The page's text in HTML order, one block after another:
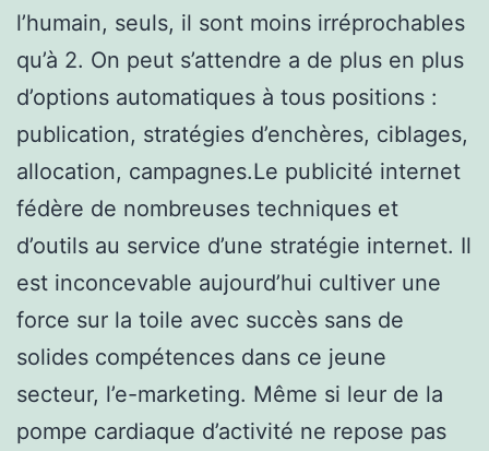
l’humain, seuls, il sont moins irréprochables
qu’à 2. On peut s’attendre a de plus en plus
d’options automatiques à tous positions :
publication, stratégies d’enchères, ciblages,
allocation, campagnes.Le publicité internet
fédère de nombreuses techniques et
d’outils au service d’une stratégie internet. Il
est inconcevable aujourd’hui cultiver une
force sur la toile avec succès sans de
solides compétences dans ce jeune
secteur, l’e-marketing. Même si leur de la
pompe cardiaque d’activité ne repose pas